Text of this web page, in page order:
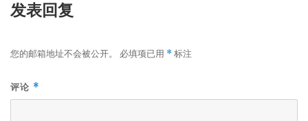
发表回复
您的邮箱地址不会被公开。 必填项已用 *标注
评论 *